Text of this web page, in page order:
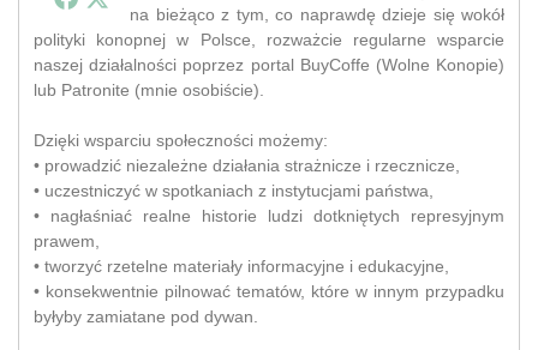
na bieżąco z tym, co naprawdę dzieje się wokół
polityki konopnej w Polsce, rozważcie regularne wsparcie
naszej działalności poprzez portal BuyCoffe (Wolne Konopie)
lub Patronite (mnie osobiście).
Dzięki wsparciu społeczności możemy:
• prowadzić niezależne działania strażnicze i rzecznicze,
• uczestniczyć w spotkaniach z instytucjami państwa,
• nagłaśniać realne historie ludzi dotkniętych represyjnym
prawem,
• tworzyć rzetelne materiały informacyjne i edukacyjne,
• konsekwentnie pilnować tematów, które w innym przypadku
byłyby zamiatane pod dywan.